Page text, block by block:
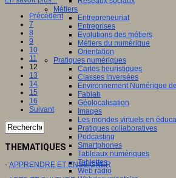
Métiers
Entrepreneuriat
Entreprises
Evolutions des métiers
Métiers du numérique
Orientation
Pratiques numériques
Cartes heuristiques
Classes inversées
Environnement Numérique
Fablab
Géolocalisation
Images
Les mondes virtuels en
Pratiques collaboratives
Podcasting
Smartphones
Tableaux numériques
Tablettes
Web radio
Précédent
7
8
9
10
11
12
13
14
15
16
Suivant
THEMATIQUES
- APPRENDRE ET ENSEIGNER